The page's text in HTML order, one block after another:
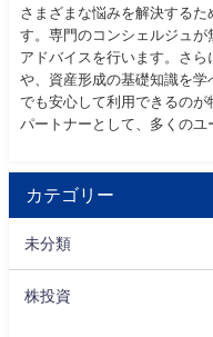
さまざまな悩みを解決する
す。専門のコンシェルジュ
アドバイスを行います。さ
や、資産形成の基礎知識を
でも安心して利用できるの
パートナーとして、多くのユ
カテゴリー
未分類
株投資